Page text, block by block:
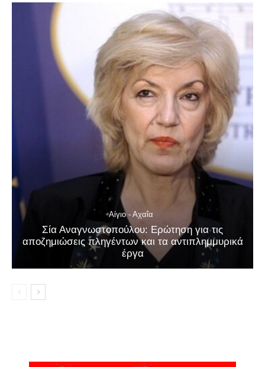
Αίγιο - Αχαΐα
Σία Αναγνωστοπούλου: Ερώτηση για τις
αποζημιώσεις πληγέντων και τα αντιπλημμυρικά
έργα